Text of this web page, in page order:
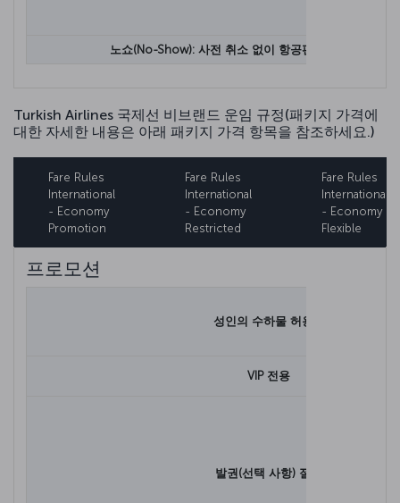
노쇼(No-Show): 사전 취소 없이 항공편에 탑승하지 않
Turkish Airlines 국제선 비브랜드 운임 규정(패키지 가격에
대한 자세한 내용은 아래 패키지 가격 항목을 참조하세요.)
Fare Rules
International
- Economy
Promotion
Fare Rules
International
- Economy
Restricted
Fare Rules
International
- Economy
Flexible
프로모션
성인의 수하물 허용량
VIP 전용
발권(선택 사항) 절차